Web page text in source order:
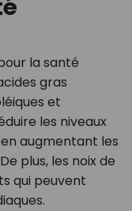
la santé
gras
et
les niveaux
augmentant les
plus, les noix de
qui peuvent